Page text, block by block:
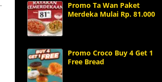
Promo Ta Wan Paket
Merdeka Mulai Rp. 81.000
Promo Croco Buy 4 Get 1
Free Bread